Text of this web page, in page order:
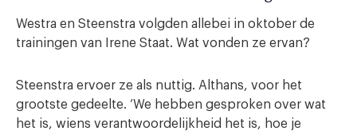
Westra en Steenstra volgden allebei in oktober de
trainingen van Irene Staat. Wat vonden ze ervan?
Steenstra ervoer ze als nuttig. Althans, voor het
grootste gedeelte. ‘We hebben gesproken over wat
het is, wiens verantwoordelijkheid het is, hoe je